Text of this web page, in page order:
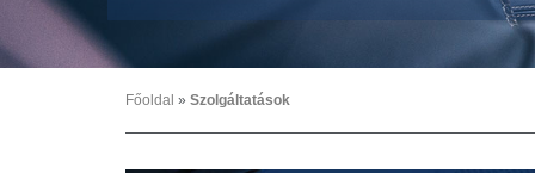
Főoldal » Szolgáltatások